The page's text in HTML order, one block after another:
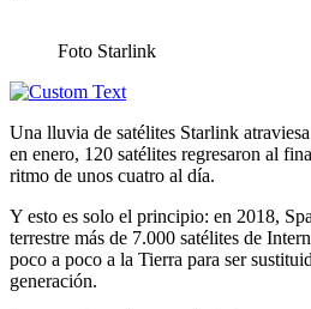
Foto Starlink
Una lluvia de satélites Starlink
en enero, 120 satélites regresaron al
ritmo de unos cuatro al día.
Y esto es solo el principio: en 2018,
terrestre más de 7.000 satélites de
poco a poco a la Tierra para ser
generación.